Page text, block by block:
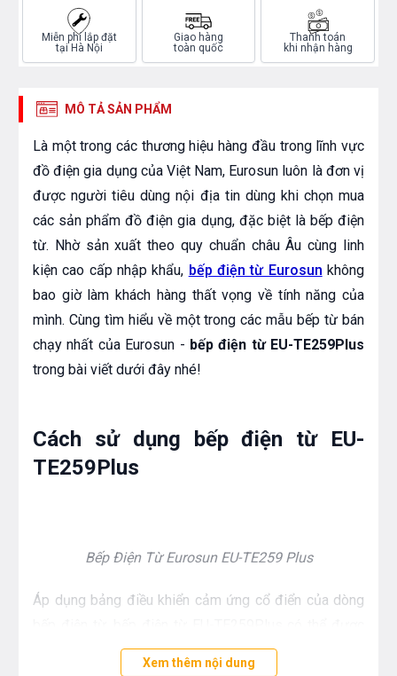
Miễn phí lắp đặt
tại Hà Nội
Giao hàng
toàn quốc
Thanh toán
khi nhận hàng
MÔ TẢ SẢN PHẨM
Là một trong các thương hiệu hàng đầu trong lĩnh vực
đồ điện gia dụng của Việt Nam, Eurosun luôn là đơn vị
được người tiêu dùng nội địa tin dùng khi chọn mua
các sản phẩm đồ điện gia dụng, đặc biệt là bếp điện
từ. Nhờ sản xuất theo quy chuẩn châu Âu cùng linh
kiện cao cấp nhập khẩu, bếp điện từ Eurosun không
bao giờ làm khách hàng thất vọng về tính năng của
mình. Cùng tìm hiểu về một trong các mẫu bếp từ bán
chạy nhất của Eurosun - bếp điện từ EU-TE259Plus
trong bài viết dưới đây nhé!
Cách sử dụng bếp điện từ EU-
TE259Plus
Bếp Điện Từ Eurosun EU-TE259 Plus
Áp dụng bảng điều khiển cảm ứng cổ điển của dòng
điều khiển thông qua việc chạm vào các nút cảm ứng
Xem thêm nội dung